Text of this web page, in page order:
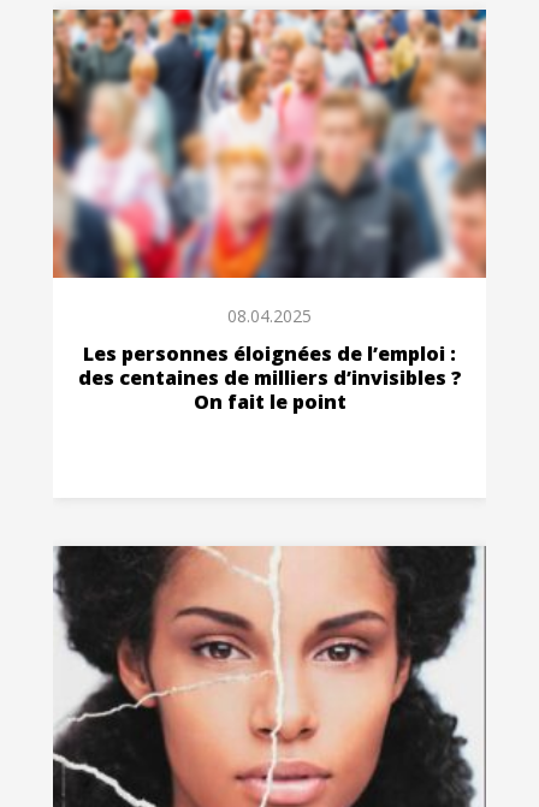
08.04.2025
Les personnes éloignées de l’emploi :
des centaines de milliers d’invisibles ?
On fait le point